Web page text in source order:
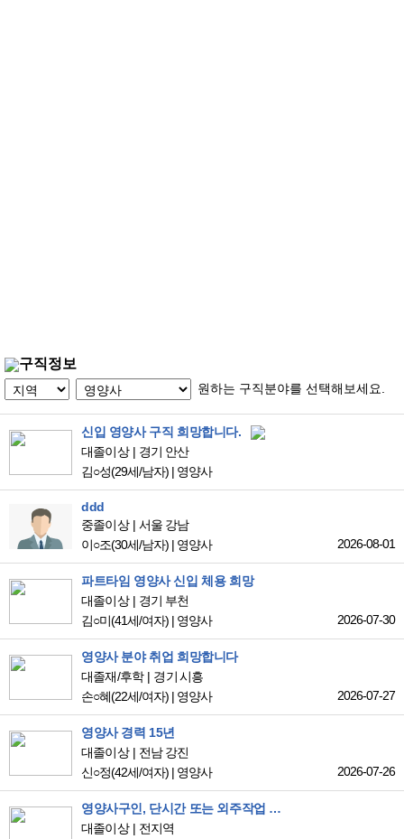
구직정보
원하는 구직분야를 선택해보세요.
신입 영양사 구직 희망합니다.
대졸이상
경기 안산
김○성(29세/남자) | 영양사
ddd
중졸이상
서울 강남
이○조(30세/남자) | 영양사 2026-08-01
파트타임 영양사 신입 체용 희망
대졸이상
경기 부천
김○미(41세/여자) | 영양사 2026-07-30
영양사 분야 취업 희망합니다
대졸재/후학
경기 시흥
손○혜(22세/여자) | 영양사 2026-07-27
영양사 경력 15년
대졸이상
전남 강진
신○정(42세/여자) | 영양사 2026-07-26
영양사구인, 단시간 또는 외주작업 희망합니다.
대졸이상
전지역